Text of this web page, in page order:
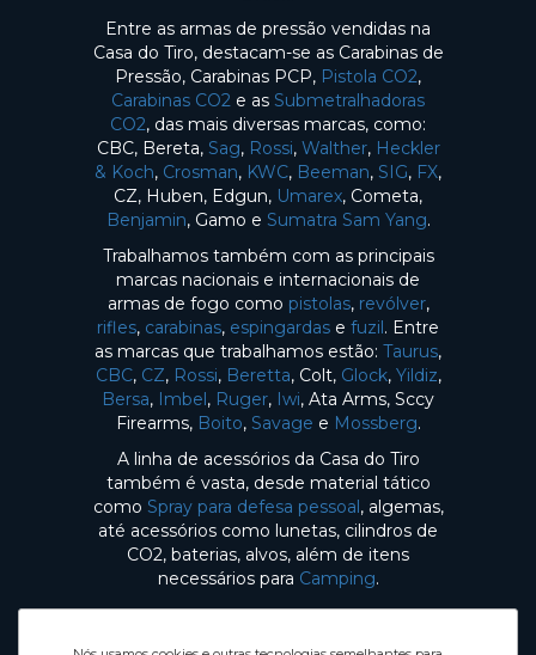
Entre as armas de pressão vendidas na
Casa do Tiro, destacam-se as Carabinas de
Pressão, Carabinas PCP, Pistola CO2,
Carabinas CO2 e as Submetralhadoras
CO2, das mais diversas marcas, como:
CBC, Bereta, Sag, Rossi, Walther, Heckler
& Koch, Crosman, KWC, Beeman, SIG, FX,
CZ, Huben, Edgun, Umarex, Cometa,
Benjamin, Gamo e Sumatra Sam Yang.
Trabalhamos também com as principais
marcas nacionais e internacionais de
armas de fogo como pistolas, revólver,
rifles, carabinas, espingardas e fuzil. Entre
as marcas que trabalhamos estão: Taurus,
CBC, CZ, Rossi, Beretta, Colt, Glock, Yildiz,
Bersa, Imbel, Ruger, Iwi, Ata Arms, Sccy
Firearms, Boito, Savage e Mossberg.
A linha de acessórios da Casa do Tiro
também é vasta, desde material tático
como Spray para defesa pessoal, algemas,
até acessórios como lunetas, cilindros de
CO2, baterias, alvos, além de itens
necessários para Camping.